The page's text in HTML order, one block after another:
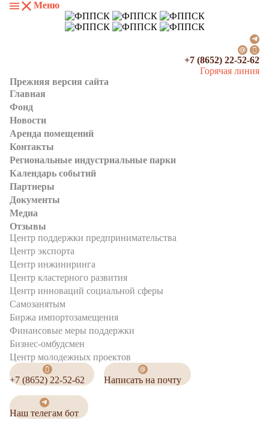
Меню
+7 (8652) 22-52-62
Горячая линия
Прежняя версия сайта
Главная
Фонд
Новости
Аренда помещений
Контакты
Региональные индустриальные парки
Календарь событий
Партнеры
Документы
Медиа
Отзывы
Центр поддержки предпринимательства
Центр экспорта
Центр инжиниринга
Центр кластерного развития
Центр инноваций социальной сферы
Cамозанятым
Биржа импортозамещения
Финансовые меры поддержки
Бизнес-омбудсмен
Центр молодежных проектов
+7 (8652) 22-52-62 Написать на почту
Наш телегам бот